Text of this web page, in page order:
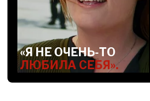
«Я НЕ ОЧЕНЬ-ТО
ЛЮБИЛА СЕБЯ».